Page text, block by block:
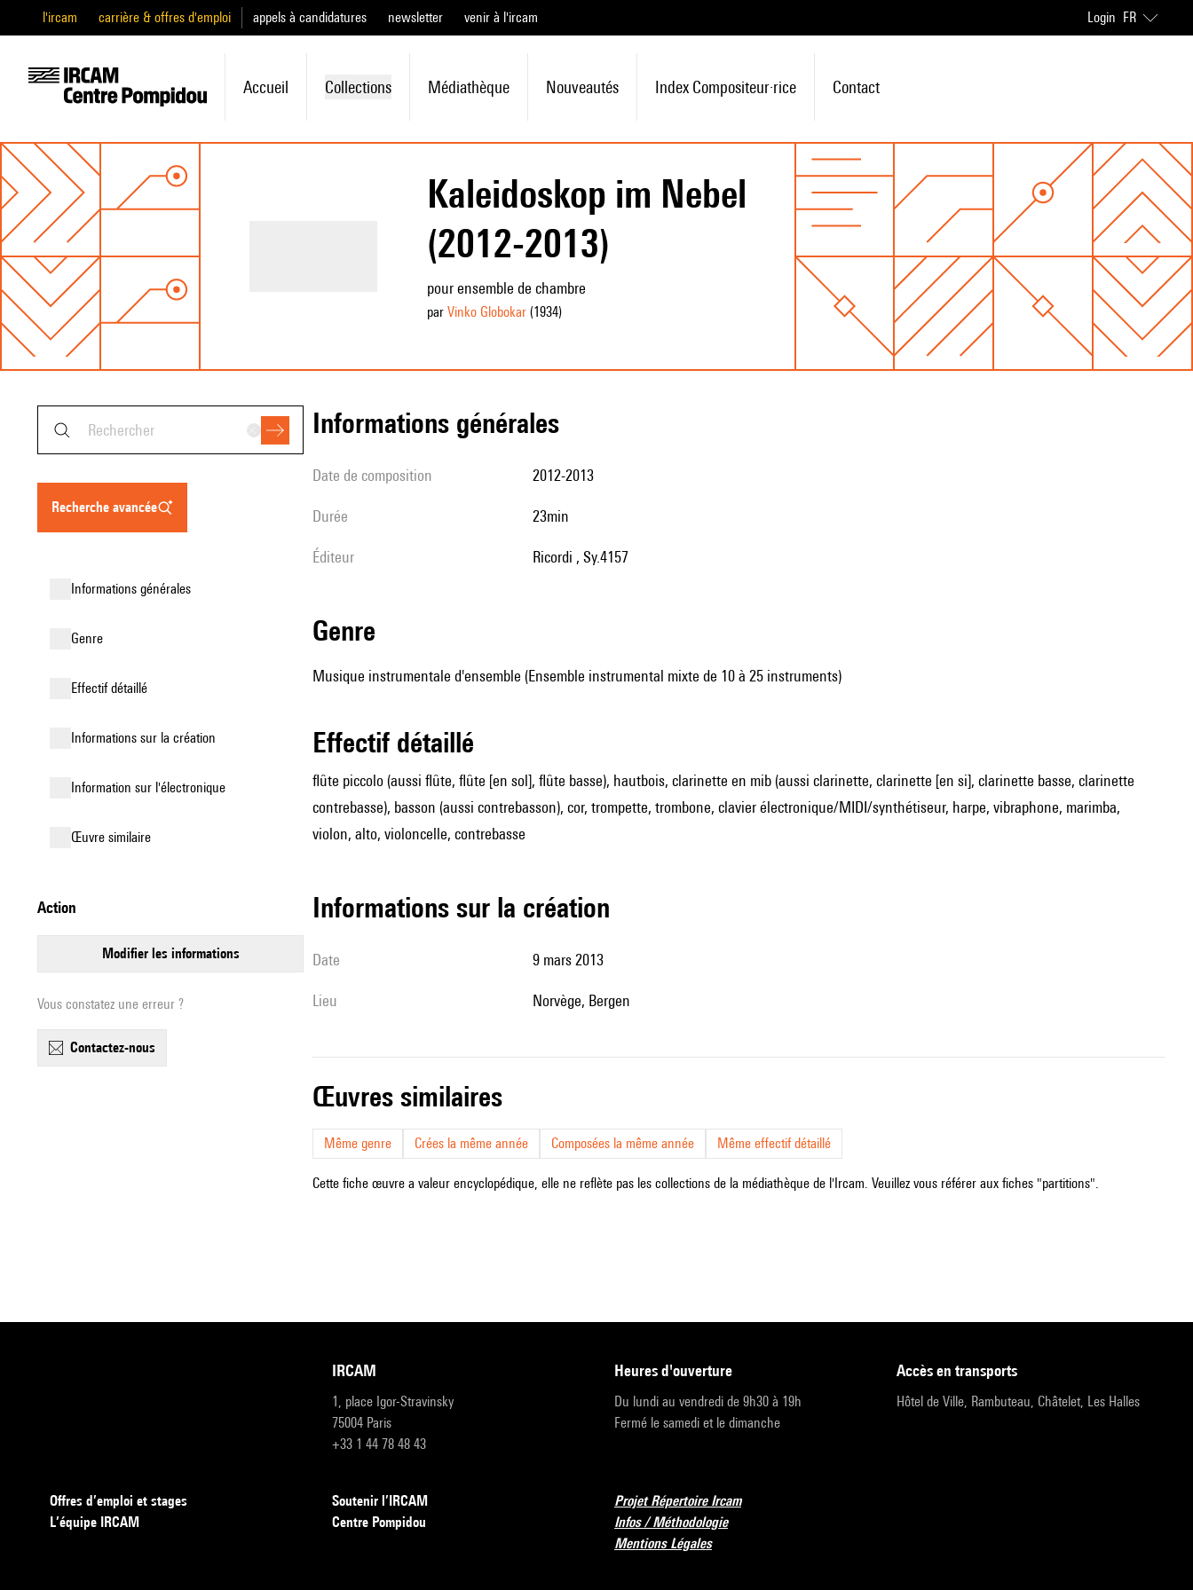
l'ircam carrière & offres d'emploi appels à candidatures newsletter venir à l'ircam Login FR
Accueil Collections Médiathèque Nouveautés Index Compositeur·rice Contact
Kaleidoskop im Nebel
(2012-2013)
pour ensemble de chambre
par Vinko Globokar(1934)
recherche avancée
informations générales
genre
effectif détaillé
informations sur la création
Information sur l'électronique
œuvre similaire
action
modifier les informations
Vous constatez une erreur ?
contactez-nous
informations générales
date de composition 2012-2013
durée 23min
éditeur Ricordi , Sy.4157
genre
Musique instrumentale d'ensemble (Ensemble instrumental mixte de 10 à 25 instruments)
effectif détaillé
flûte piccolo (aussi flûte, flûte [en sol], flûte basse), hautbois, clarinette en mib (aussi clarinette, clarinette [en si], clarinette basse, clarinette
contrebasse), basson (aussi contrebasson), cor, trompette, trombone, clavier électronique/MIDI/synthétiseur, harpe, vibraphone, marimba,
violon, alto, violoncelle, contrebasse
informations sur la création
date 9 mars 2013
lieu Norvège, Bergen
œuvres similaires
Même genre Crées la même année Composées la même année Même effectif détaillé
Cette fiche œuvre a valeur encyclopédique, elle ne reflète pas les collections de la médiathèque de l'Ircam. Veuillez vous référer aux fiches "partitions".
IRCAM
1, place Igor-Stravinsky
75004 Paris
+33 1 44 78 48 43
heures d'ouverture
Du lundi au vendredi de 9h30 à 19h
Fermé le samedi et le dimanche
accès en transports
Hôtel de Ville, Rambuteau, Châtelet, Les Halles
Offres d’emploi et stages
L’équipe IRCAM
Soutenir l’IRCAM
Centre Pompidou
Projet Répertoire Ircam
Infos / Méthodologie
Mentions Légales